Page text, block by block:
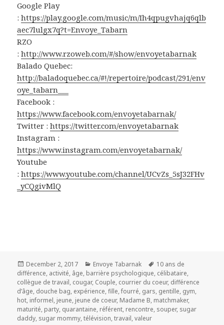
Google Play
:https://play.google.com/music/m/Ih4qpugvhajq6qlb
aec7lulgx7q?t=Envoye_Tabarn
RZO
:http://www.rzoweb.com/#/show/envoyetabarnak
Balado Quebec:
http://baladoquebec.ca/#!/repertoire/podcast/291/env
oye_tabarn___
Facebook :
https://www.facebook.com/envoyetabarnak/
Twitter :https://twitter.com/envoyetabarnak
Instagram :
https://www.instagram.com/envoyetabarnak/
Youtube
:https://www.youtube.com/channel/UCvZs_5sJ32FHv
_yCQgivMlQ
Posted
on
December 2, 2017 Categories
Envoye Tabarnak Tags
10 ans de
différence, activité, âge, barrière psychologique, célibataire,
collègue de travail, cougar, Couple, courrier du coeur, différence
d’âge, douche bag, expérience,fille,fourré, gars, gentille, gym,
hot, informel, jeune, jeune de coeur, Madame B, matchmaker,
maturité, party, quarantaine, référent, rencontre, souper, sugar
daddy, sugar mommy,télévision,travail,valeur